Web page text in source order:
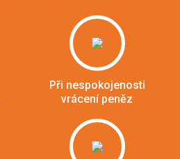
Při nespokojenosti
vrácení peněz